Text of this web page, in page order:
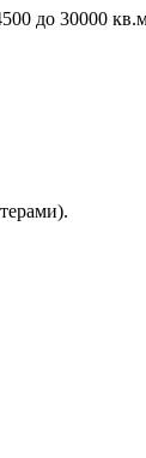
до 30000